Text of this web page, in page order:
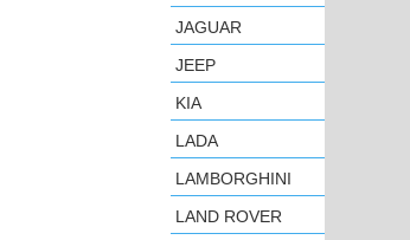
JAGUAR
JEEP
KIA
LADA
LAMBORGHINI
LAND ROVER